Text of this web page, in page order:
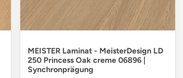
MEISTER Laminat - MeisterDesign LD
250 Princess Oak creme 06896 |
Synchronprägung